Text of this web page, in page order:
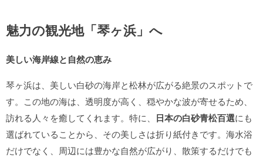
魅力の観光地「琴ヶ浜」へ
美しい海岸線と自然の恵み
琴ヶ浜は、美しい白砂の海岸と松林が広がる絶景のスポットで
す。この地の海は、透明度が高く、穏やかな波が寄せるため、
訪れる人々を癒してくれます。特に、 日本の白砂青松百選にも
選ばれていることから、その美しさは折り紙付きです。海水浴
だけでなく、周辺には豊かな自然が広がり、散策するだけでも